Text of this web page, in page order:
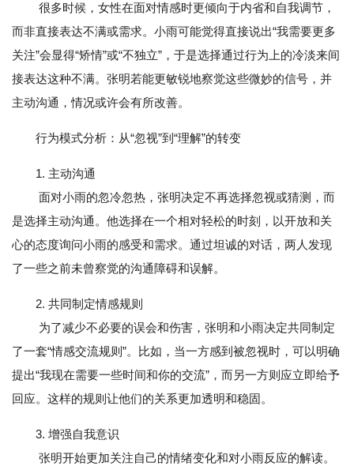
很多时候，女性在面对情感时更倾向于内省和自我调节，
而非直接表达不满或需求。小雨可能觉得直接说出“我需要更多
关注”会显得“矫情”或“不独立”，于是选择通过行为上的冷淡来间
接表达这种不满。张明若能更敏锐地察觉这些微妙的信号，并
主动沟通，情况或许会有所改善。
行为模式分析：从“忽视”到“理解”的转变
1. 主动沟通
面对小雨的忽冷忽热，张明决定不再选择忽视或猜测，而
是选择主动沟通。他选择在一个相对轻松的时刻，以开放和关
心的态度询问小雨的感受和需求。通过坦诚的对话，两人发现
了一些之前未曾察觉的沟通障碍和误解。
2. 共同制定情感规则
为了减少不必要的误会和伤害，张明和小雨决定共同制定
了一套“情感交流规则”。比如，当一方感到被忽视时，可以明确
提出“我现在需要一些时间和你的交流”，而另一方则应立即给予
回应。这样的规则让他们的关系更加透明和稳固。
3. 增强自我意识
张明开始更加关注自己的情绪变化和对小雨反应的解读。